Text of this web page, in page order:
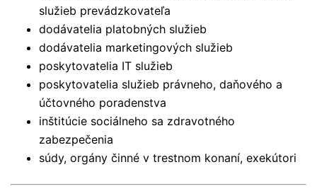
služieb prevádzkovateľa
dodávatelia platobných služieb
dodávatelia marketingových služieb
poskytovatelia IT služieb
poskytovatelia služieb právneho, daňového a
účtovného poradenstva
inštitúcie sociálneho sa zdravotného
zabezpečenia
súdy, orgány činné v trestnom konaní, exekútori